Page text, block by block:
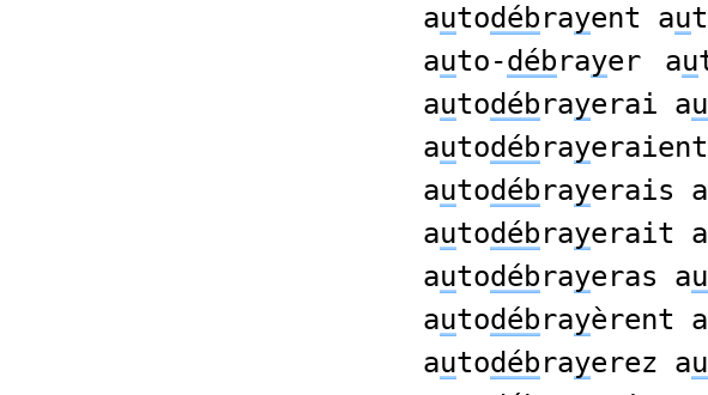
autodébrayent au
auto-débrayer au
autodébrayerai au
autodébray
autodébrayerais a
autodébrayerait a
autodébrayeras au
autodébrayèrent a
autodébrayerez au